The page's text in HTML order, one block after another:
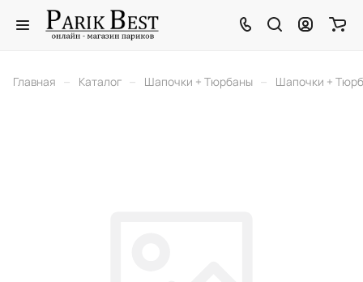
Главная – Каталог – Шапочки + Тюрбаны – Шапочки +